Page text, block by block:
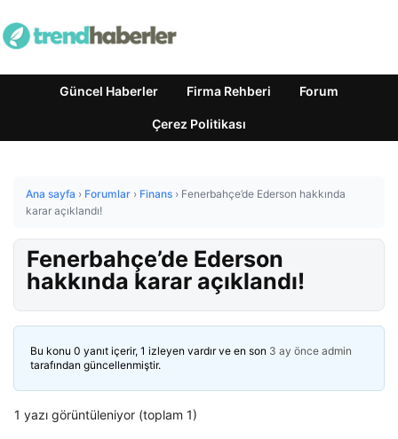
Güncel Haberler Firma Rehberi Forum
Çerez Politikası
Ana sayfa › Forumlar › Finans › Fenerbahçe’de Ederson hakkında
karar açıklandı!
Fenerbahçe’de Ederson
hakkında karar açıklandı!
Bu konu 0 yanıt içerir, 1 izleyen vardır ve en son 3 ay önce admin
tarafından güncellenmiştir.
1 yazı görüntüleniyor (toplam 1)